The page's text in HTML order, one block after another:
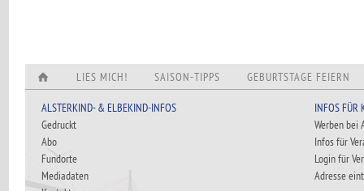
LIES MICH! SAISON-TIPPS GEBURTSTAGE FEIERN
ALSTERKIND- & ELBEKIND-INFOS
Gedruckt
Abo
Fundorte
Mediadaten
INFOS FÜR
Werben bei
Infos für
Login für
Adresse